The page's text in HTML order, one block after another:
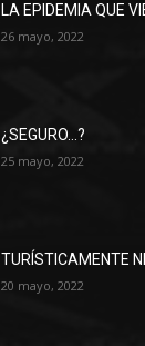
LA EPIDEMIA QUE
26 mayo, 2022
¿SEGURO…?
25 mayo, 2022
TURÍSTICAMENTE
20 mayo, 2022